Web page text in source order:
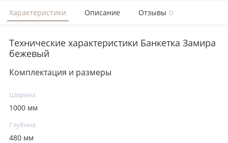
Характеристики Описание Отзывы 0
Технические характеристики Банкетка Замира
бежевый
Комплектация и размеры
Ширина
1000 мм
Глубина
480 мм